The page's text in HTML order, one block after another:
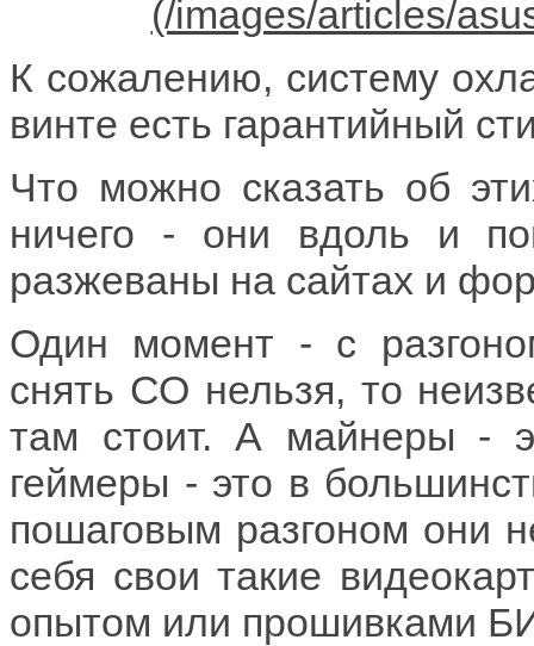
К сожалению, систему
винте есть гарантийный
Что можно сказать об
ничего - они вдоль и
разжеваны на сайтах и
Один момент - с
снять СО нельзя, то
там стоит. А майнеры -
геймеры - это в
пошаговым разгоном они
себя свои такие
опытом или прошивками